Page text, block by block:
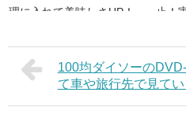
理に入れて美味しさUP！
止！
100均ダイソーの
て車や旅行先で見てい